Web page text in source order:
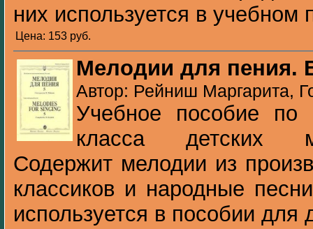
них используется в учебном
Цена: 153 pуб.
Мелодии для пения.
Автор: Рейниш Маргарита,
Учебное пособие
класса детских
Содержит мелодии из
классиков и народные
используется в пособии для